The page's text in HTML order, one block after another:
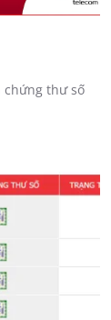
chứng thư số